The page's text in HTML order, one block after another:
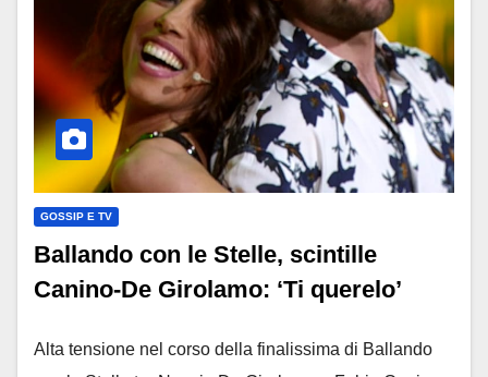
GOSSIP E TV
Ballando con le Stelle, scintille
Canino-De Girolamo: ‘Ti querelo’
Alta tensione nel corso della finalissima di Ballando